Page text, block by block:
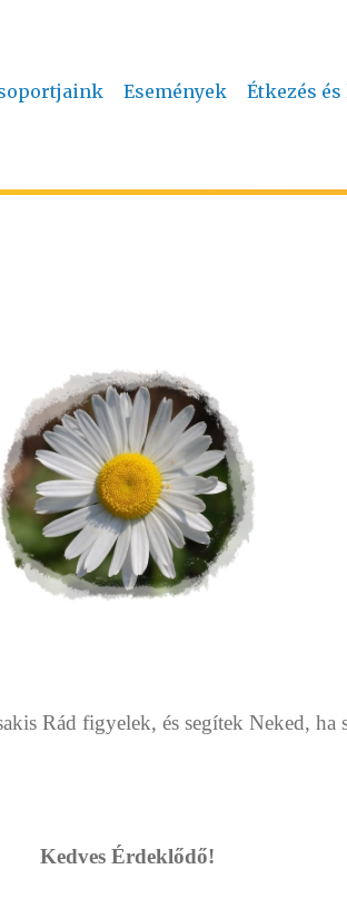
Események Étkezés
Rád figyelek, és segítek Neked, ha
Kedves Érdeklődő!